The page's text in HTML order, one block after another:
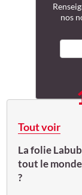
nos
Tout voir
La folie
tout le
?